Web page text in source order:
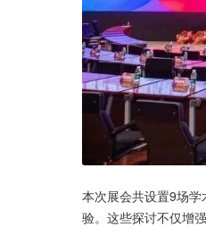
本次展会共设置9场
验。这些探讨不仅增